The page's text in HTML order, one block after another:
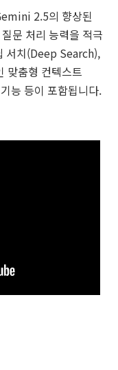
2.5의 향상된
문 처리 능력을 적극
서치(Deep Search),
맞춤형 컨텍스트
능 등이 포함됩니다.